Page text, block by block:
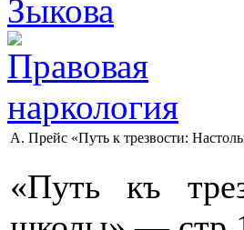
А. Прейс «Путь к трезвости:
«Путь къ